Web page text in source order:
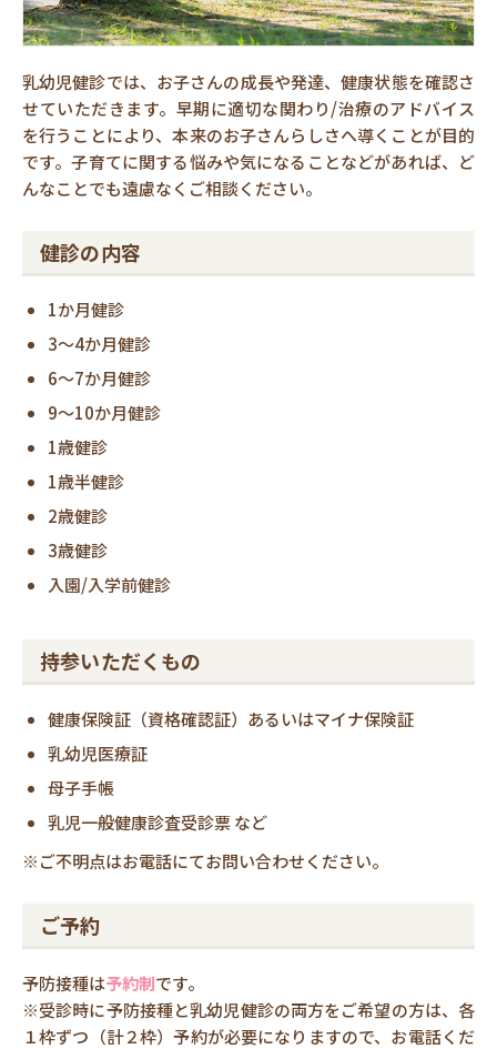
乳幼児健診では、お子さんの成長や発達、健康状態を確認さ
せていただきます。早期に適切な関わり/治療のアドバイス
を行うことにより、本来のお子さんらしさへ導くことが目的
です。子育てに関する悩みや気になることなどがあれば、ど
んなことでも遠慮なくご相談ください。
健診の内容
1か月健診
3〜4か月健診
6〜7か月健診
9〜10か月健診
1歳健診
1歳半健診
2歳健診
3歳健診
入園/入学前健診
持参いただくもの
健康保険証（資格確認証）あるいはマイナ保険証
乳幼児医療証
母子手帳
乳児一般健康診査受診票 など
※ご不明点はお電話にてお問い合わせください。
ご予約
予防接種は予約制です。
※受診時に予防接種と乳幼児健診の両方をご希望の方は、各
１枠ずつ（計２枠）予約が必要になりますので、お電話くだ